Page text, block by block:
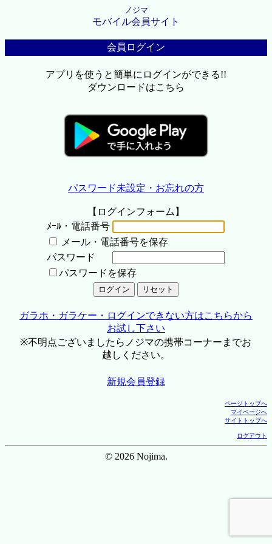
ノジマ
モバイル会員サイト
会員ログイン
アプリを使うと簡単にログインができる!!
ダウンロードはこちら
パスワード未設定・お忘れの方
【ログインフォーム】
ﾒｰﾙ・電話番号
メール・電話番号を保存
パスワード
パスワードを保存
ガラホ・ガラケー・ログインできない方はこちらから
お試し下さい
※不明点ございましたらノジマの携帯コーナーまでお
越しください。
新規会員登録
ページトップへ
マイページへ
サイトトップへ
ログアウト
© 2026 Nojima.